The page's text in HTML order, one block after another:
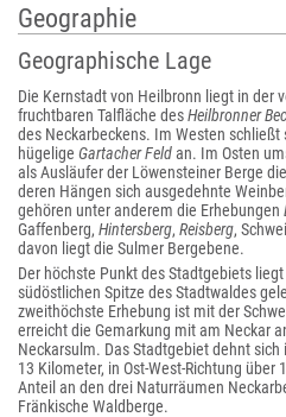
Geographie
Geographische Lage
Die Kernstadt von Heilbronn liegt in der
fruchtbaren Talfläche desHeilbronner
des Neckarbeckens. Im Westen
hügelige Gartacher Feldan. Im Osten
als Ausläufer der Löwensteiner Berge
deren Hängen sich ausgedehnte
gehören unter anderem die Erhebungen
Gaffenberg, Hintersberg, Reisberg,
davon liegt die Sulmer Bergebene.
Der höchste Punkt des Stadtgebiets
südöstlichen Spitze des Stadtwaldes
zweithöchste Erhebung ist mit der
erreicht die Gemarkung mit am Neckar
Neckarsulm. Das Stadtgebiet dehnt sich
13 Kilometer, in Ost-West-Richtung
Anteil an den drei Naturräumen
Fränkische Waldberge.